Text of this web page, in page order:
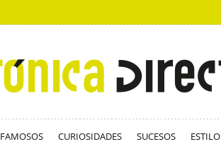
FAMOSOS CURIOSIDADES SUCESOS ESTILO